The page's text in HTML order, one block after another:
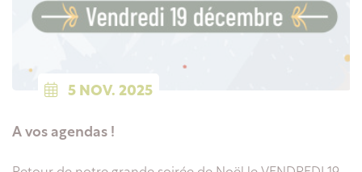
5 NOV. 2025
A vos agendas !